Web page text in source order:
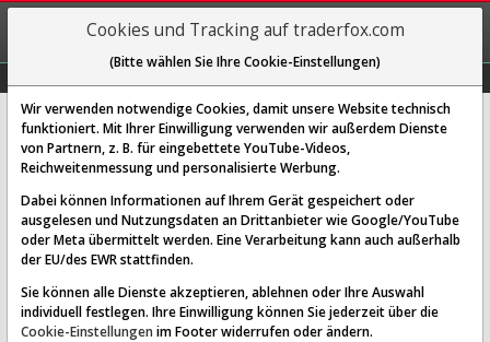
REGIS-
TRIEREN
Frontier Group Holdings Aktie:
Realtime-Kurs & Analyse (A2DS7T
| ULCC)
SCORING SYSTEMS:
Qualitäts-Check Dividenden-Check
Wachstums-Check
Cookies und Tracking auf traderfox.com
(Bitte wählen Sie Ihre Cookie-Einstellungen)
Wir verwenden notwendige Cookies, damit unsere Website technisch
funktioniert. Mit Ihrer Einwilligung verwenden wir außerdem Dienste
von Partnern, z. B. für eingebettete YouTube-Videos,
Reichweitenmessung und personalisierte Werbung.
Dabei können Informationen auf Ihrem Gerät gespeichert oder
ausgelesen und Nutzungsdaten an Drittanbieter wie Google/YouTube
oder Meta übermittelt werden. Eine Verarbeitung kann auch außerhalb
der EU/des EWR stattfinden.
Sie können alle Dienste akzeptieren, ablehnen oder Ihre Auswahl
individuell festlegen. Ihre Einwilligung können Sie jederzeit über die
Cookie-Einstellungen im Footer widerrufen oder ändern.